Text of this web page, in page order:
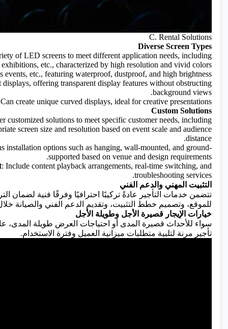
C. Rental Solutions
Diverse Screen Types
of LED screens to meet different application needs, including:
etc., characterized by high resolution and vivid colors.
events, etc., featuring waterproof, dustproof, and high brightness.
offering transparent display features without obstructing
background views.
create unique curved displays, ideal for creative presentations.
Custom Solutions
customized solutions to meet specific customer needs, including:
screen size and resolution based on event scale and audience
distance.
installation options such as hanging, wall-mounted, and ground-
supported based on venue and design requirements.
: Include content playback arrangements, real-time switching, and
troubleshooting services.
التثبيت المهني والدعم الفني
تتضمن خدمات التأجير عادةً تركيبًا احترافيًا وفرقًا فنية
للموقع، وتصميم خطط التثبيت، وتقديم الدعم الفني والصيانة
خيارات الإيجار قصيرة الأجل وطويلة الأجل
تأجير مرنة لتلبية متطلبات ميزانية العميل وفترة الاستخدام.